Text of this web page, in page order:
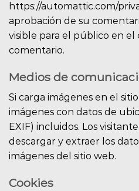
https://automattic.com/
aprobación de su
visible para el público en el
comentario.
Medios de
Si carga imágenes en el
imágenes con datos de
EXIF) incluidos. Los
descargar y extraer los
imágenes del sitio web.
Cookies